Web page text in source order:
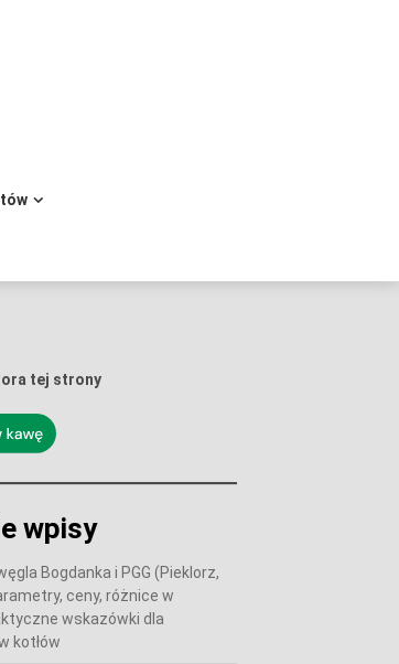
tej strony
wpisy
Bogdanka i PGG (Pieklorz,
ceny, różnice w
wskazówki dla
kotłów